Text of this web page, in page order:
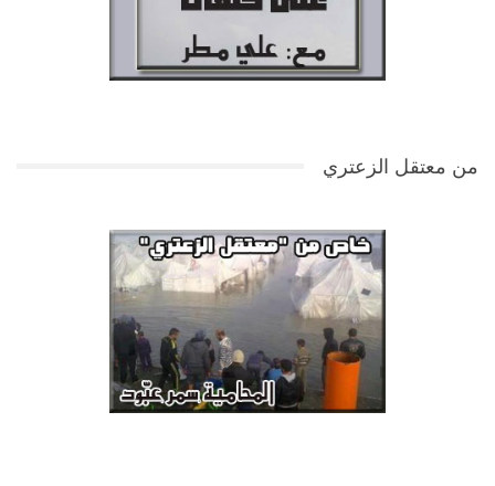
من معتقل الزعتري